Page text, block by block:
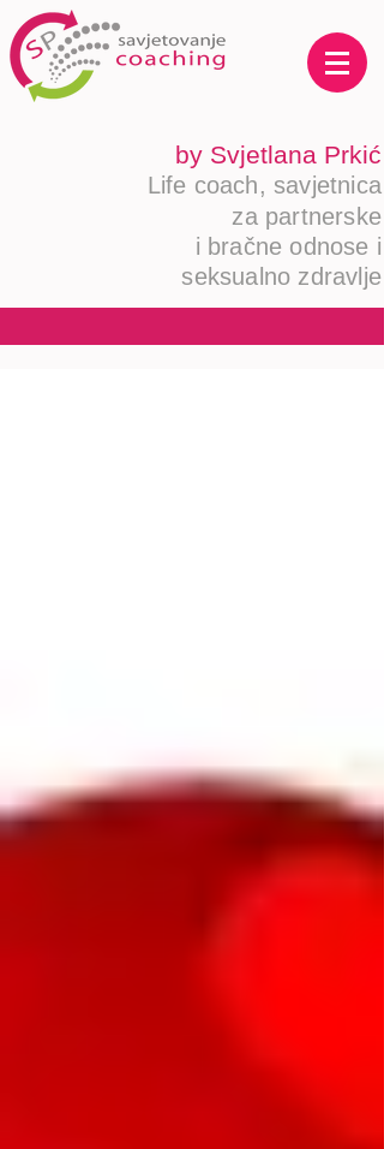
by Svjetlana Prkić
Life coach, savjetnica
za partnerske
i bračne odnose i
seksualno zdravlje